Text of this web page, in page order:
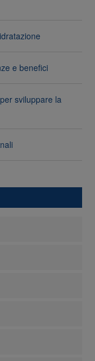
e benefici
sviluppare la